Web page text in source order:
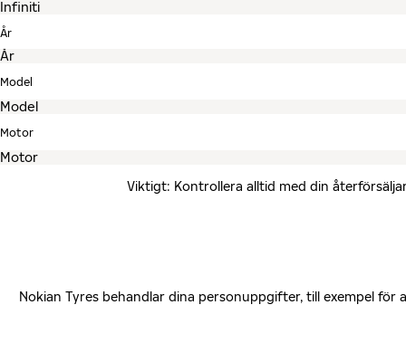
År
Model
Motor
Viktigt: Kontrollera alltid med din
Nokian Tyres behandlar dina personuppgifter, till exempel